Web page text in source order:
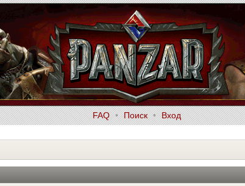
FAQ • Поиск • Вход